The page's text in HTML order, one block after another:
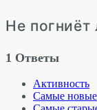
Не погниёт
1 Ответы
Активность
Самые новые